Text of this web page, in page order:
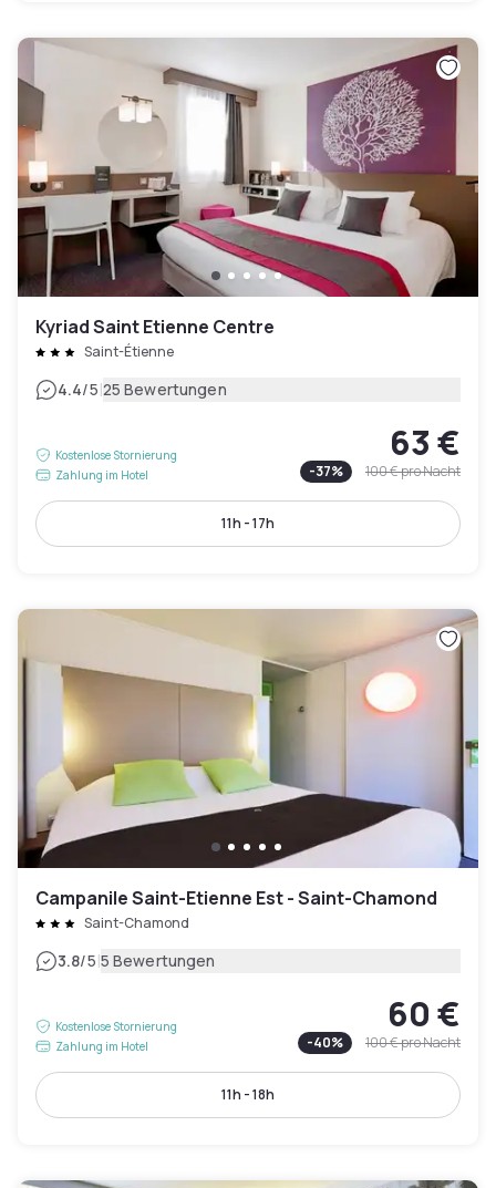
Kyriad Saint Etienne Centre
Saint-Étienne
4.4/5|25 Bewertungen
Kostenlose Stornierung
Zahlung im Hotel
63 €
-37% 100 €pro Nacht
11h - 17h
Campanile Saint-Etienne Est - Saint-Chamond
Saint-Chamond
3.8/5|5 Bewertungen
Kostenlose Stornierung
Zahlung im Hotel
60 €
-40% 100 €pro Nacht
11h - 18h